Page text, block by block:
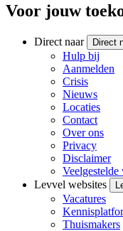
Voor jouw
Direct naar Direct
Hulp bij
Aanmelden
Crisis
Nieuws
Locaties
Contact
Over ons
Privacy
Disclaimer
Veelgestelde
Levvel websites
Vacatures
Thuismakers